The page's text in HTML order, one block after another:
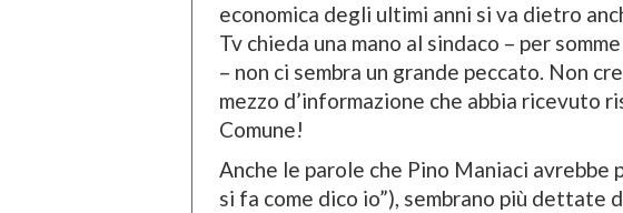
economica degli ultimi anni si va dietro
Tv chieda una mano al sindaco – per
– non ci sembra un grande peccato. Non
mezzo d’informazione che abbia ricevuto
Comune!
Anche le parole che Pino Maniaci avrebbe
si fa come dico io”), sembrano più dettate